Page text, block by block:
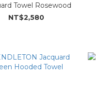
Towel Rosewood
NT$2,580